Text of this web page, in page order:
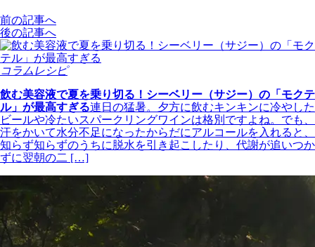
前の記事へ
後の記事へ
コラムレシピ
飲む美容液で夏を乗り切る！シーベリー（サジー）の「モクテ
ル」が最高すぎる連日の猛暑。夕方に飲むキンキンに冷やした
ビールや冷たいスパークリングワインは格別ですよね。でも、
汗をかいて水分不足になったからだにアルコールを入れると、
知らず知らずのうちに脱水を引き起こしたり、代謝が追いつか
ずに翌朝の二 […]